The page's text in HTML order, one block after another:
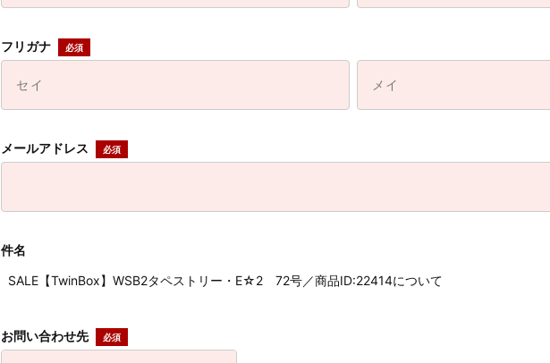
フリガナ
メールアドレス
件名
SALE【TwinBox】WSB2タペストリー・E☆2 72号／商品ID:22414について
お問い合わせ先